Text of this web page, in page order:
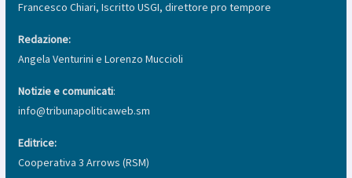
Francesco Chiari, Iscritto USGI, direttore pro tempore
Redazione:
Angela Venturini e Lorenzo Muccioli
Notizie e comunicati:
info@tribunapoliticaweb.sm
Editrice:
Cooperativa 3 Arrows (RSM)